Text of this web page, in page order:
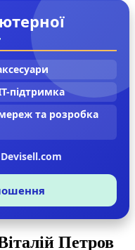
підтримка
мереж та розробка
Devisell.com
Петров